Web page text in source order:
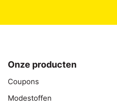
Onze producten
Coupons
Modestoffen